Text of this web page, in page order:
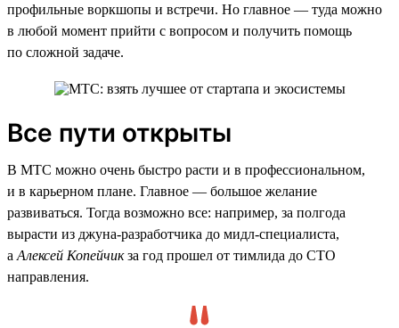
профильные воркшопы и встречи. Но главное — туда можно
в любой момент прийти с вопросом и получить помощь
по сложной задаче.
Все пути открыты
В МТС можно очень быстро расти и в профессиональном,
и в карьерном плане. Главное — большое желание
развиваться. Тогда возможно все: например, за полгода
вырасти из джуна-разработчика до мидл-специалиста,
а Алексей Копейчикза год прошел от тимлида до CTO
направления.